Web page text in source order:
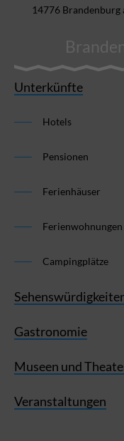
14776 Brandenburg
Unterkünfte
Hotels
Pensionen
Ferienhäuser
Ferienwohnungen
Campingplätze
Gastronomie
Museen und
Veranstaltungen